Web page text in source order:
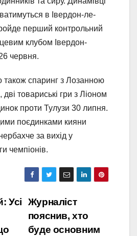
в Івердон-ле-
перший контрольний
клубом Івердон-
червня.
спаринг з Лозанною
товариські гри з Ліоном
проти Тулузи 30 липня.
поєдинками кияни
за вихід у
чемпіонів.
Журналіст
пояснив, хто
буде основним
Усі